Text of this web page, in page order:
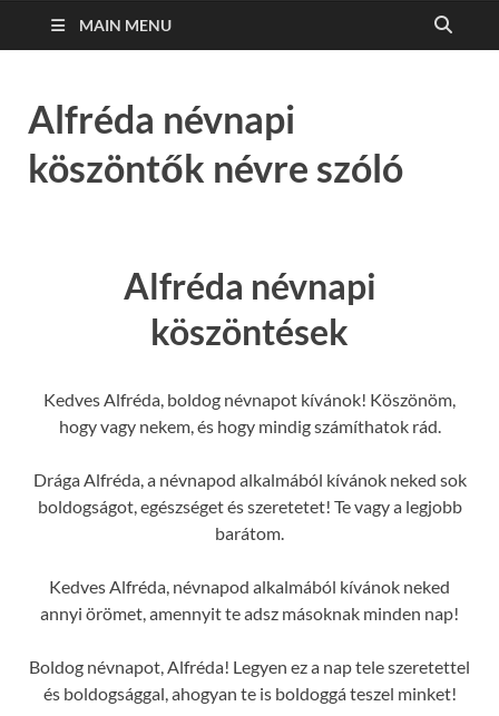
MAIN MENU
Alfréda névnapi
köszöntők névre szóló
Alfréda névnapi
köszöntések
Kedves Alfréda, boldog névnapot kívánok! Köszönöm,
hogy vagy nekem, és hogy mindig számíthatok rád.
Drága Alfréda, a névnapod alkalmából kívánok neked sok
boldogságot, egészséget és szeretetet! Te vagy a legjobb
barátom.
Kedves Alfréda, névnapod alkalmából kívánok neked
annyi örömet, amennyit te adsz másoknak minden nap!
Boldog névnapot, Alfréda! Legyen ez a nap tele szeretettel
és boldogsággal, ahogyan te is boldoggá teszel minket!